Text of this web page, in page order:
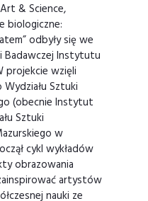
& Science,
biologiczne:
odbyły się we
Badawczej Instytutu
projekcie wzięli
Sztuki
(obecnie Instytut
Sztuki
w
cykl wykładów
obrazowania
artystów
nauki ze